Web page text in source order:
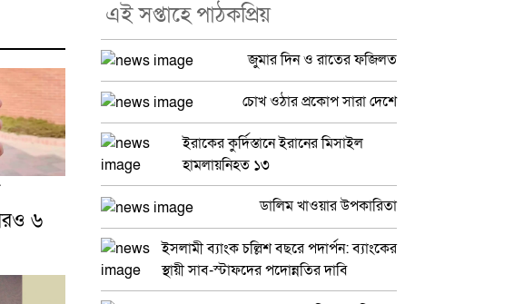
৬
এই সপ্তাহে পাঠকপ্রিয়
জুমার দিন ও রাতের ফজিলত
চোখ ওঠার প্রকোপ সারা দেশে
ইরাকের কুর্দিস্তানে ইরানের মিসাইল
হামলায়নিহত ১৩
ডালিম খাওয়ার উপকারিতা
ইসলামী ব্যাংক চল্লিশ বছরে পদার্পন: ব্যাংকের
স্থায়ী সাব-স্টাফদের পদোন্নতির দাবি